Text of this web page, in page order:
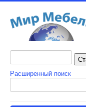
Расширенный поиск